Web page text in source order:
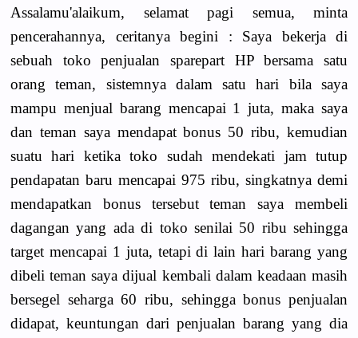
Assalamu'alaikum, selamat pagi semua, minta
pencerahannya, ceritanya begini : Saya bekerja di
sebuah toko penjualan sparepart HP bersama satu
orang teman, sistemnya dalam satu hari bila saya
mampu menjual barang mencapai 1 juta, maka saya
dan teman saya mendapat bonus 50 ribu, kemudian
suatu hari ketika toko sudah mendekati jam tutup
pendapatan baru mencapai 975 ribu, singkatnya demi
mendapatkan bonus tersebut teman saya membeli
dagangan yang ada di toko senilai 50 ribu sehingga
target mencapai 1 juta, tetapi di lain hari barang yang
dibeli teman saya dijual kembali dalam keadaan masih
bersegel seharga 60 ribu, sehingga bonus penjualan
didapat, keuntungan dari penjualan barang yang dia